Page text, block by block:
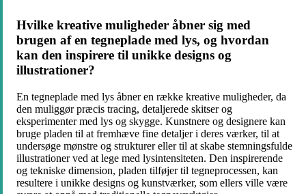
Hvilke kreative muligheder åbner sig med
brugen af en tegneplade med lys, og hvordan
kan den inspirere til unikke designs og
illustrationer?
En tegneplade med lys åbner en række kreative muligheder, da
den muliggør præcis tracing, detaljerede skitser og
eksperimenter med lys og skygge. Kunstnere og designere kan
bruge pladen til at fremhæve fine detaljer i deres værker, til at
undersøge mønstre og strukturer eller til at skabe stemningsfulde
illustrationer ved at lege med lysintensiteten. Den inspirerende
og tekniske dimension, pladen tilføjer til tegneprocessen, kan
resultere i unikke designs og kunstværker, som ellers ville være